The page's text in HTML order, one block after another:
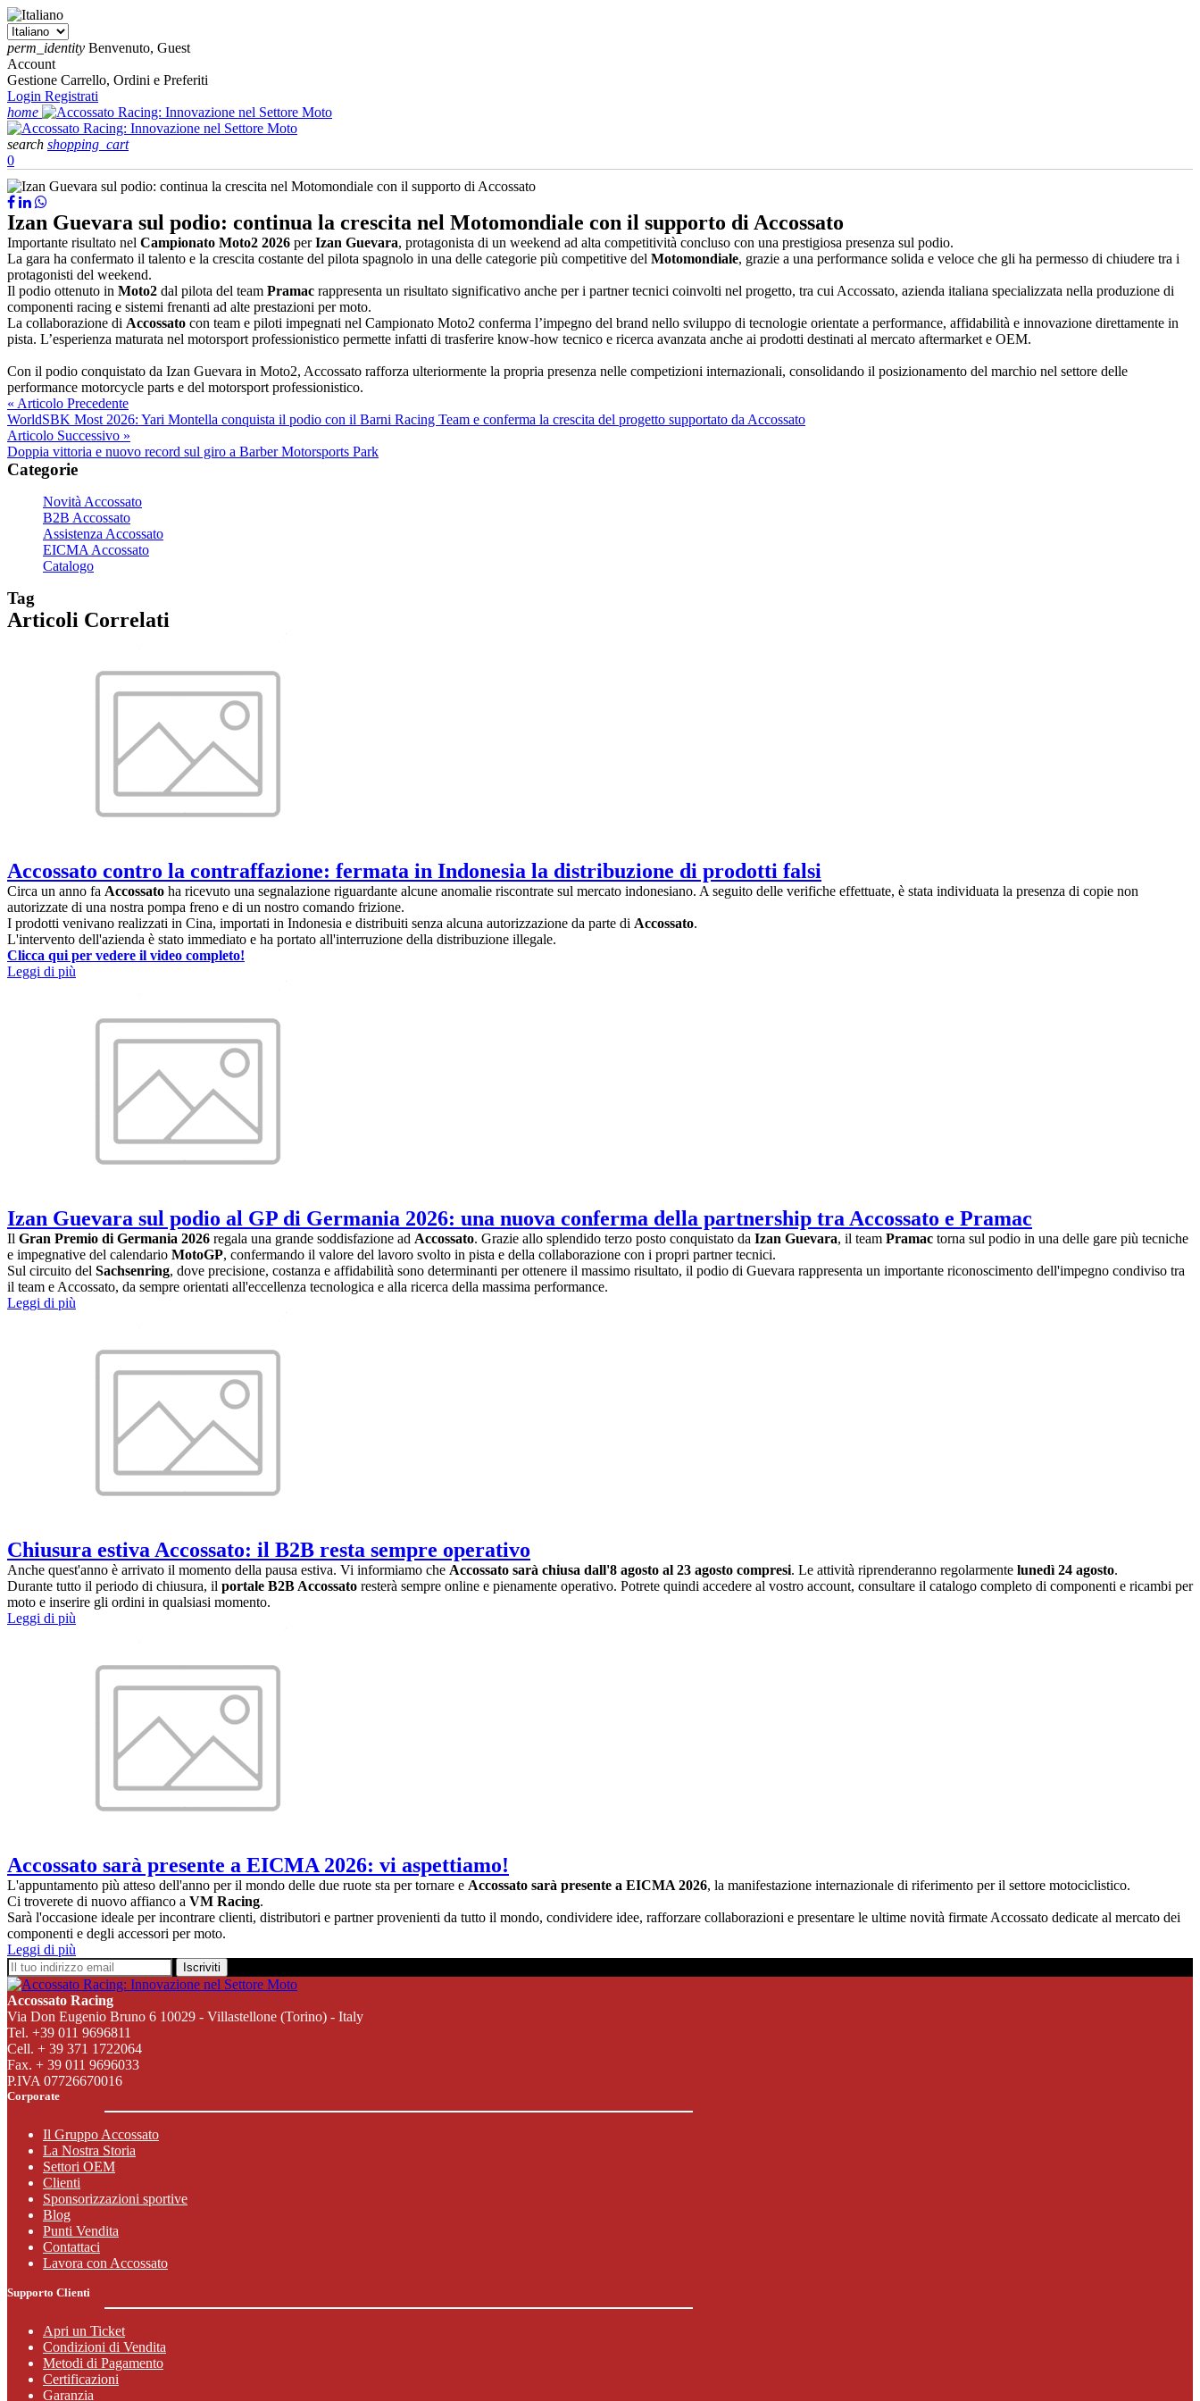
perm_identity Benvenuto, Guest
Account
Gestione Carrello, Ordini e Preferiti
Login Registrati
home
search shopping_cart
0
Izan Guevara sul podio: continua la crescita nel Motomondiale con il supporto di Accossato
Importante risultato nel Campionato Moto2 2026 perIzan Guevara, protagonista di un weekend ad alta competitività concluso con una prestigiosa presenza sul podio.
La gara ha confermato il talento e la crescita costante del pilota spagnolo in una delle categorie più competitive del Motomondiale, grazie a una performance solida e veloce che gli ha permesso di chiudere tra i
protagonisti del weekend.
Il podio ottenuto in Moto2 dal pilota del team Pramac rappresenta un risultato significativo anche per i partner tecnici coinvolti nel progetto, tra cui Accossato, azienda italiana specializzata nella produzione di
componenti racing e sistemi frenanti ad alte prestazioni per moto.
La collaborazione di Accossato con team e piloti impegnati nel Campionato Moto2 conferma l’impegno del brand nello sviluppo di tecnologie orientate a performance, affidabilità e innovazione direttamente in
pista. L’esperienza maturata nel motorsport professionistico permette infatti di trasferire know-how tecnico e ricerca avanzata anche ai prodotti destinati al mercato aftermarket e OEM.
Con il podio conquistato da Izan Guevara in Moto2, Accossato rafforza ulteriormente la propria presenza nelle competizioni internazionali, consolidando il posizionamento del marchio nel settore delle
performance motorcycle parts e del motorsport professionistico.
« Articolo Precedente
WorldSBK Most 2026: Yari Montella conquista il podio con il Barni Racing Team e conferma la crescita del progetto supportato da Accossato
Articolo Successivo »
Doppia vittoria e nuovo record sul giro a Barber Motorsports Park
Categorie
Novità Accossato
B2B Accossato
Assistenza Accossato
EICMA Accossato
Catalogo
Tag
Articoli Correlati
Accossato contro la contraffazione: fermata in Indonesia la distribuzione di prodotti falsi
Circa un anno fa Accossato ha ricevuto una segnalazione riguardante alcune anomalie riscontrate sul mercato indonesiano. A seguito delle verifiche effettuate, è stata individuata la presenza di copie non
autorizzate di una nostra pompa freno e di un nostro comando frizione.
I prodotti venivano realizzati in Cina, importati in Indonesia e distribuiti senza alcuna autorizzazione da parte di Accossato.
L'intervento dell'azienda è stato immediato e ha portato all'interruzione della distribuzione illegale.
Clicca qui per vedere il video completo!
Leggi di più
Izan Guevara sul podio al GP di Germania 2026: una nuova conferma della partnership tra Accossato e Pramac
Il Gran Premio di Germania 2026 regala una grande soddisfazione ad Accossato. Grazie allo splendido terzo posto conquistato da Izan Guevara, il team Pramac torna sul podio in una delle gare più tecniche
e impegnative del calendario MotoGP, confermando il valore del lavoro svolto in pista e della collaborazione con i propri partner tecnici.
Sul circuito del Sachsenring, dove precisione, costanza e affidabilità sono determinanti per ottenere il massimo risultato, il podio di Guevara rappresenta un importante riconoscimento dell'impegno condiviso tra
il team e Accossato, da sempre orientati all'eccellenza tecnologica e alla ricerca della massima performance.
Leggi di più
Chiusura estiva Accossato: il B2B resta sempre operativo
Anche quest'anno è arrivato il momento della pausa estiva. Vi informiamo che Accossato sarà chiusa dall'8 agosto al 23 agosto compresi. Le attività riprenderanno regolarmente lunedì 24 agosto.
Durante tutto il periodo di chiusura, il portale B2B Accossato resterà sempre online e pienamente operativo. Potrete quindi accedere al vostro account, consultare il catalogo completo di componenti e ricambi per
moto e inserire gli ordini in qualsiasi momento.
Leggi di più
Accossato sarà presente a EICMA 2026: vi aspettiamo!
L'appuntamento più atteso dell'anno per il mondo delle due ruote sta per tornare e Accossato sarà presente a EICMA 2026, la manifestazione internazionale di riferimento per il settore motociclistico.
Ci troverete di nuovo affianco a VM Racing.
Sarà l'occasione ideale per incontrare clienti, distributori e partner provenienti da tutto il mondo, condividere idee, rafforzare collaborazioni e presentare le ultime novità firmate Accossato dedicate al mercato dei
componenti e degli accessori per moto.
Leggi di più
Iscriviti
Accossato Racing
Via Don Eugenio Bruno 6 10029 - Villastellone (Torino) - Italy
Tel. +39 011 9696811
Cell. + 39 371 1722064
Fax. + 39 011 9696033
P.IVA 07726670016
Corporate
Il Gruppo Accossato
La Nostra Storia
Settori OEM
Clienti
Sponsorizzazioni sportive
Blog
Punti Vendita
Contattaci
Lavora con Accossato
Supporto Clienti
Apri un Ticket
Condizioni di Vendita
Metodi di Pagamento
Certificazioni
Garanzia